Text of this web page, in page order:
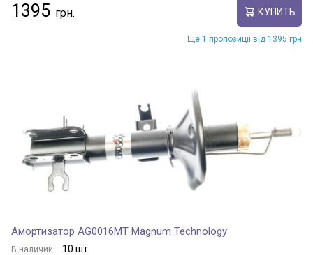
1395 КУПИТЬ
Ще 1 пропозиції від 1395 грн
Амортизатор AG0016MT Magnum Technology
В наличии: 10 шт.